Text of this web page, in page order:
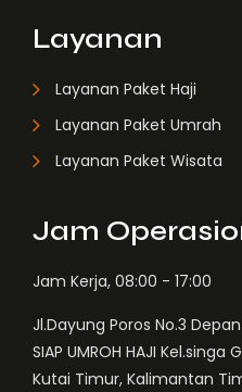
Layanan
Layanan Paket Haji
Layanan Paket Umrah
Layanan Paket Wisata
Jam
Jam Kerja, 08:00 - 17:00
Jl.Dayung Poros No.3
SIAP UMROH HAJI
Kutai Timur, Kalimantan